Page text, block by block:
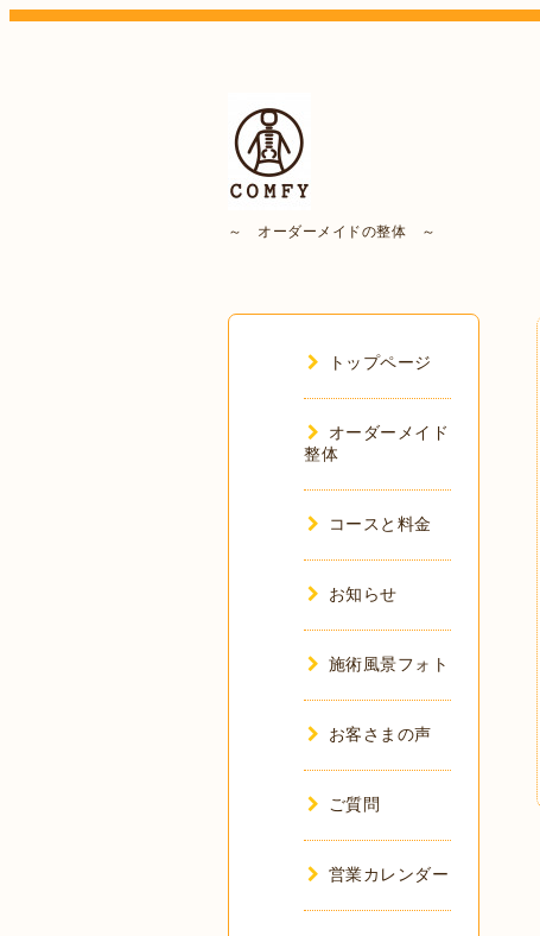
～ オーダーメイドの整体 ～
トップページ
オーダーメイド
整体
コースと料金
お知らせ
施術風景フォト
お客さまの声
ご質問
営業カレンダー